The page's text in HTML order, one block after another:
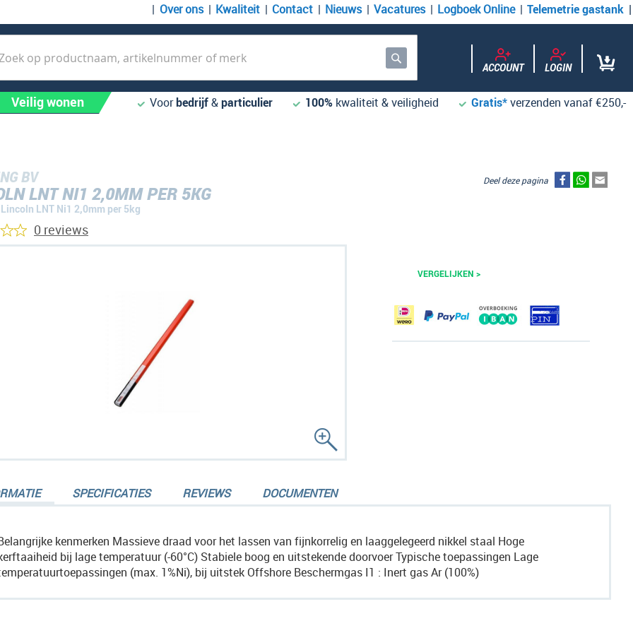
Over ons Kwaliteit Contact Nieuws Vacatures Logboek Online Telemetrie gastank
Zoek ACCOUNT LOGIN
Veilig wonen Voorbedrijf&particulier 100% kwaliteit & veiligheid Gratis*verzenden vanaf €250,-
BV
LNT NI1 2,0MM PER 5KG
Lincoln LNT Ni1 2,0mm per 5kg
VERGELIJKEN >
Deel deze pagina
0 reviews
kenmerken Massieve draad voor het lassen van fijnkorrelig en laaggelegeerd nikkel staal Hoge
bij lage temperatuur (-60°C) Stabiele boog en uitstekende doorvoer Typische toepassingen Lage
(max. 1%Ni), bij uitstek Offshore Beschermgas I1 : Inert gas Ar (100%)
SPECIFICATIES REVIEWS DOCUMENTEN